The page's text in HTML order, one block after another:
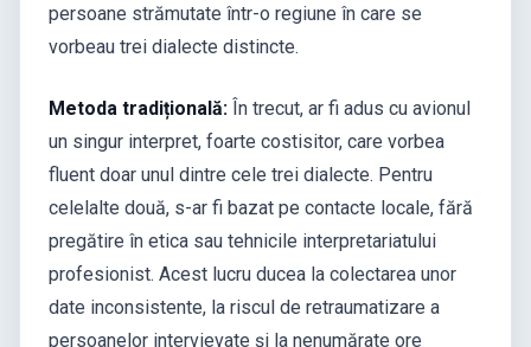
persoane strămutate într-o regiune în care se
vorbeau trei dialecte distincte.
Metoda tradițională: În trecut, ar fi adus cu avionul
un singur interpret, foarte costisitor, care vorbea
fluent doar unul dintre cele trei dialecte. Pentru
celelalte două, s-ar fi bazat pe contacte locale, fără
pregătire în etica sau tehnicile interpretariatului
profesionist. Acest lucru ducea la colectarea unor
date inconsistente, la riscul de retraumatizare a
persoanelor intervievate și la nenumărate ore